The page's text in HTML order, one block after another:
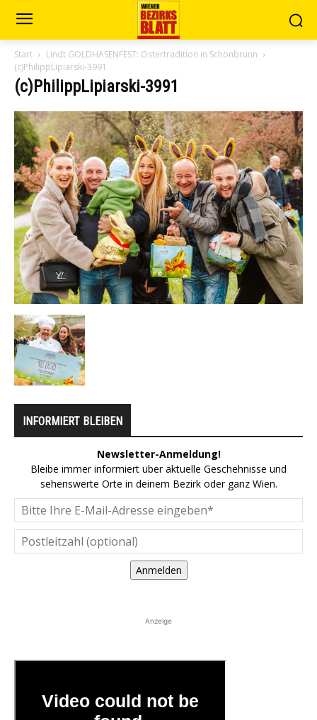
Start
Lindt GOLDHASENFEST: Ostertradition in Schönbrunn
(c)PhilippLipiarski-3991
(c)PhilippLipiarski-3991
INFORMIERT BLEIBEN
Newsletter-Anmeldung!
Bleibe immer informiert über aktuelle Geschehnisse und
sehenswerte Orte in deinem Bezirk oder ganz Wien.
Anmelden
Anzeige